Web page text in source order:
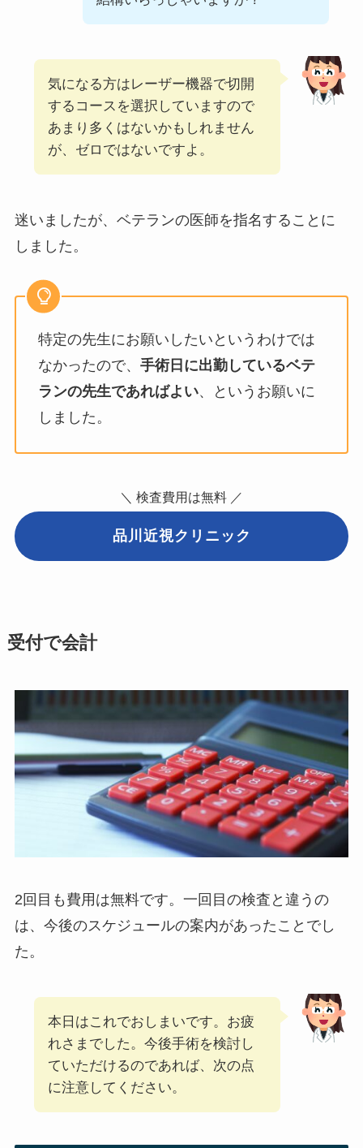
気になる方はレーザー機器で切開
するコースを選択していますので
あまり多くはないかもしれません
が、ゼロではないですよ。
迷いましたが、ベテランの医師を指名することに
しました。
特定の先生にお願いしたいというわけでは
なかったので、 手術日に出勤しているベテ
ランの先生であればよい、というお願いに
しました。
＼ 検査費用は無料 ／
品川近視クリニック
受付で会計
2回目も費用は無料です。一回目の検査と違うの
は、今後のスケジュールの案内があったことでし
た。
本日はこれでおしまいです。お疲
れさまでした。今後手術を検討し
ていただけるのであれば、次の点
に注意してください。